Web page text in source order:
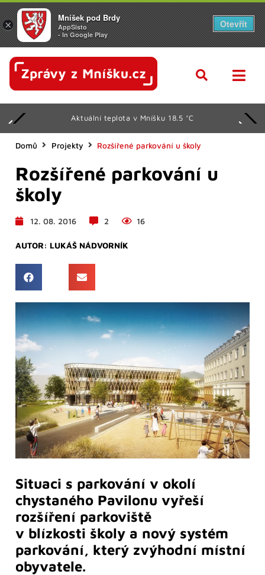
Aktuální teplota v Mníšku 18.5 °C
Domů Projekty Rozšířené parkování u školy
Rozšířené parkování u
školy
12. 08. 2016 2 16
AUTOR: LUKÁŠ NÁDVORNÍK
Situaci s parkování v okolí
chystaného Pavilonu vyřeší
rozšíření parkoviště
v blízkosti školy a nový systém
parkování, který zvýhodní místní
obyvatele.
×
Mníšek pod Brdy
AppSisto
- In Google Play
Otevřít